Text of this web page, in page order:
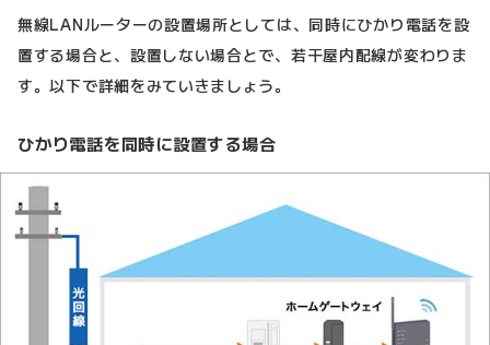
無線LANルーターの設置場所としては、同時にひかり電話を設
置する場合と、設置しない場合とで、若干屋内配線が変わりま
す。以下で詳細をみていきましょう。
ひかり電話を同時に設置する場合